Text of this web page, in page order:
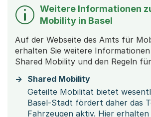
Weitere Informationen
Mobility in Basel
Auf der Webseite des Amts für
erhalten Sie weitere
Shared Mobility und den Regeln
Shared Mobility
Geteilte Mobilität bietet
Basel-Stadt fördert daher das
Fahrzeugen aktiv. Hier erhalten